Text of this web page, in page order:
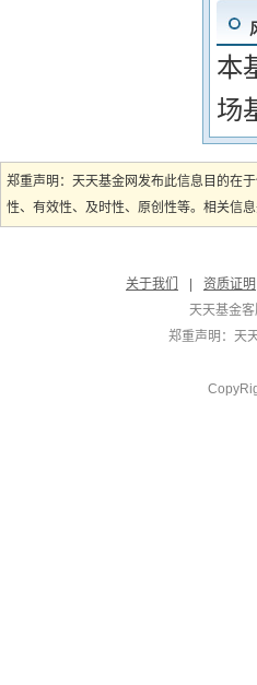
本
场
郑重声明：天天基金网发布此信息目的在
性、有效性、及时性、原创性等。相关信
关于我们
资质证明
天天基金
郑重声明： 天